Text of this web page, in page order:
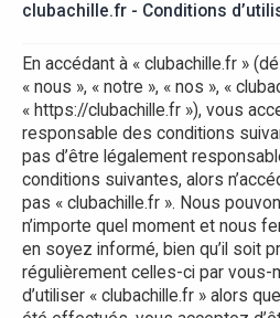
clubachille.fr - Conditions
En accédant à « clubachille.fr »
« nous », « notre », « nos », «
« https://clubachille.fr »), vous
responsable des conditions
pas d’être légalement
conditions suivantes, alors
pas « clubachille.fr ». Nous
n’importe quel moment et nous
en soyez informé, bien qu’il soit
régulièrement celles-ci par vous-
d’utiliser « clubachille.fr » alors